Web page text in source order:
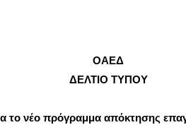
ΟΑΕΔ
ΔΕΛΤΙΟ ΤΥΠΟΥ
το νέο πρόγραμμα απόκτησης